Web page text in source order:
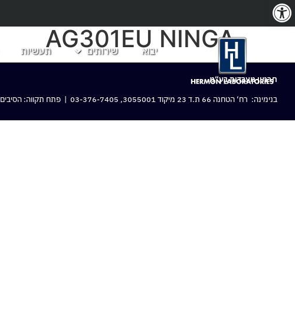
יבוא שירותים תעשיותAG301EU NINGA
חרמון מעבדות בע“מ
בנימינה: רח‘ הטחנה 66 ת.ד 23 מיקוד 3055001,
03-376-7405 | פתח תקווה: הסיבים 43